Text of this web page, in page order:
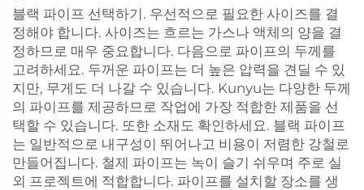
블랙 파이프 선택하기. 우선적으로 필요한 사이즈를 결
정해야 합니다. 사이즈는 흐르는 가스나 액체의 양을 결
정하므로 매우 중요합니다. 다음으로 파이프의 두께를
고려하세요. 두꺼운 파이프는 더 높은 압력을 견딜 수 있
지만, 무게도 더 나갈 수 있습니다. Kunyu는 다양한 두께
의 파이프를 제공하므로 작업에 가장 적합한 제품을 선
택할 수 있습니다. 또한 소재도 확인하세요. 블랙 파이프
는 일반적으로 내구성이 뛰어나고 비용이 저렴한 강철로
만들어집니다. 철제 파이프는 녹이 슬기 쉬우며 주로 실
외 프로젝트에 적합합니다. 파이프를 설치할 장소를 생